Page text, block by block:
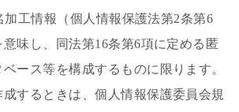
加工情報（個人情報保護法第2条第6
味し、同法第16条第6項に定める匿
ース等を構成するものに限ります。
成するときは、個人情報保護委員会規